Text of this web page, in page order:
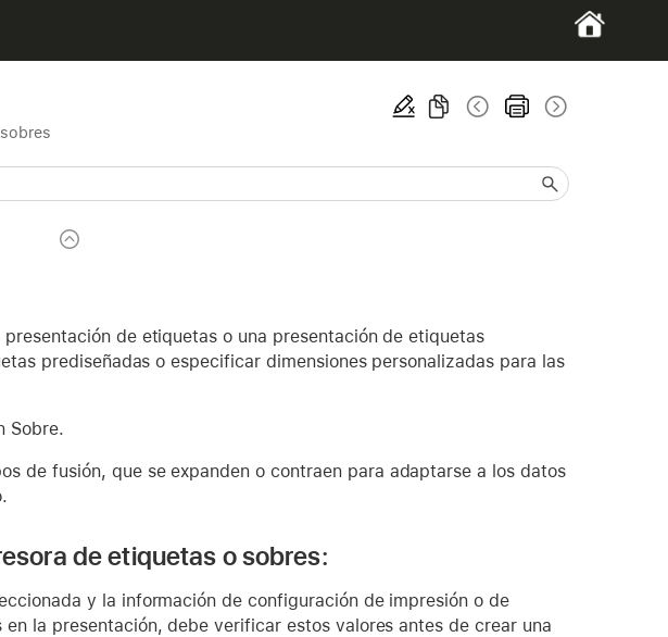
de etiquetas o una presentación de etiquetas
prediseñadas o especificar dimensiones personalizadas para las
Sobre.
de fusión, que se expanden o contraen para adaptarse a los datos
de etiquetas o sobres:
y la información de configuración de impresión o de
la presentación, debe verificar estos valores antes de crear una